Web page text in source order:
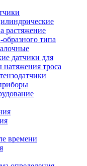
растяжение
типа
датчики для
троса
времени